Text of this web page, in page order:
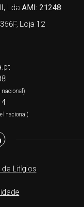
Lda AMI: 21248
Loja 12
nacional)
nacional)
Litígios